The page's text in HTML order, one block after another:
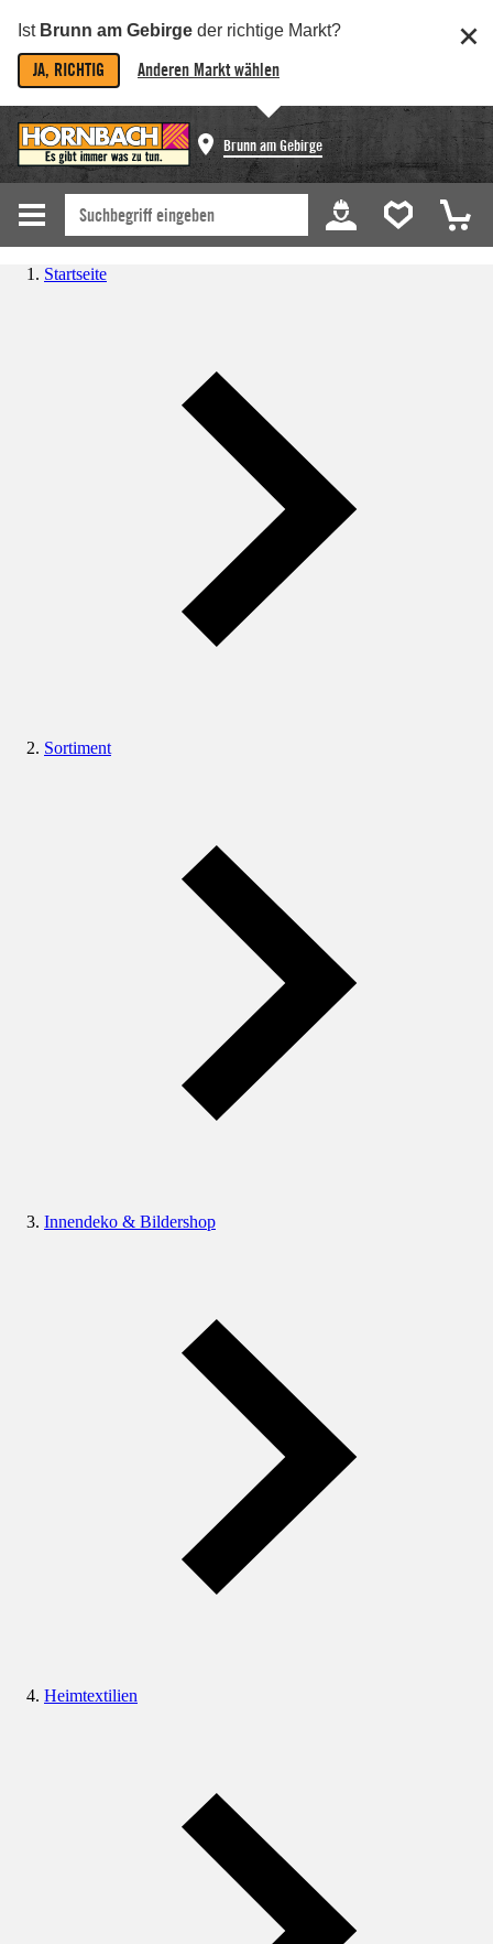
Ist Brunn am Gebirge der richtige Markt?
JA, RICHTIG Anderen Markt wählen
Brunn am Gebirge
Startseite
Sortiment
Innendeko & Bildershop
Heimtextilien